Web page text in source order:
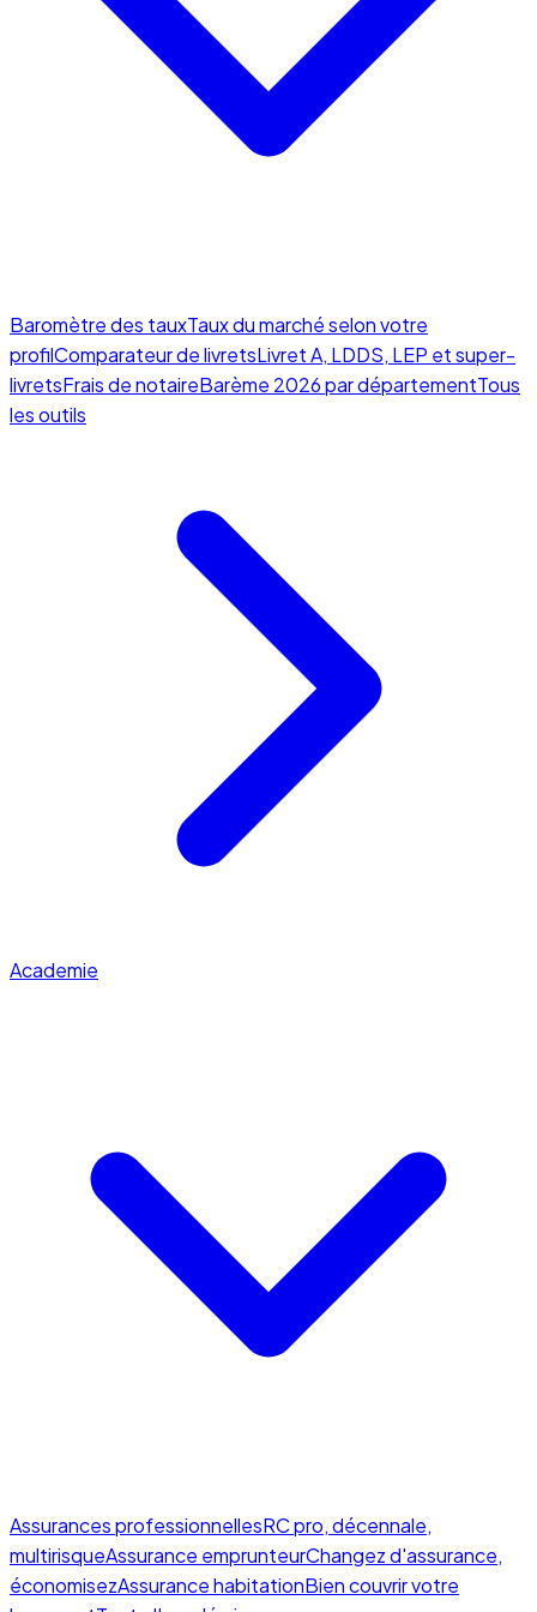
Baromètre des tauxTaux du marché selon votre
profilComparateur de livretsLivret A, LDDS, LEP et super-
livretsFrais de notaireBarème 2026 par départementTous
les outils
Academie
Assurances professionnellesRC pro, décennale,
multirisqueAssurance emprunteurChangez d'assurance,
économisezAssurance habitationBien couvrir votre